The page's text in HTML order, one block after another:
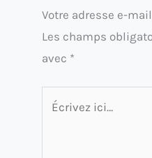
Votre adresse e-
Les champs
avec *
Écrivez